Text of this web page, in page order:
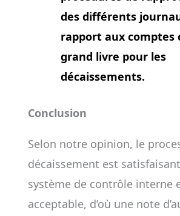
des différents
rapport aux comptes
grand livre pour les
décaissements.
Conclusion
Selon notre opinion, le
décaissement est
système de contrôle interne
acceptable, d’où une note